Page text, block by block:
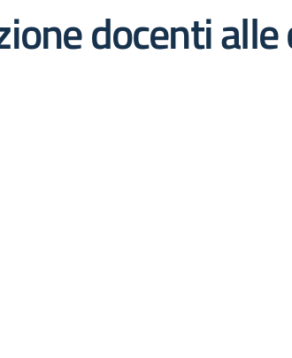
docenti